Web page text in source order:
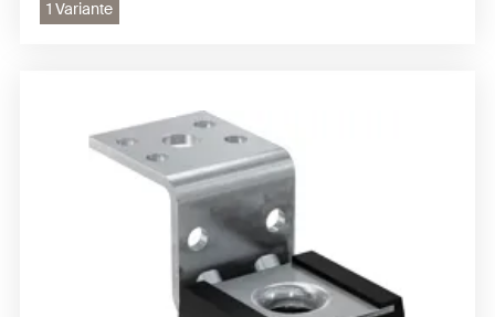
1 Variante